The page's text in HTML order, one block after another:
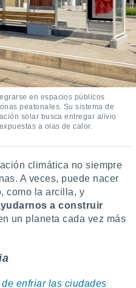
en espacios públicos
peatonales. Su sistema de
solar busca entregar alivio
a olas de calor.
climática no siempre
A veces, puede nacer
como la arcilla, y
a construir
un planeta cada vez más
enfriar las ciudades